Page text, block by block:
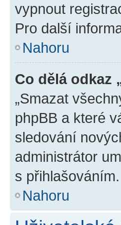
vypnout
Pro další
Nahoru
Co dělá odkaz
„Smazat
phpBB a které
sledování
administrátor
s přihlašováním.
Nahoru